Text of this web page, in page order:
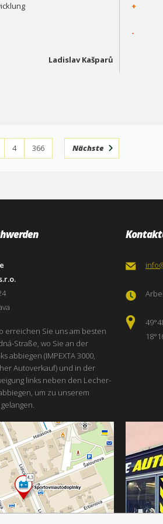
Ladislav Kašparů
+
-
4 366 Nächste
erreichen Sie uns am besten
Straße, wo Sie an der
abbiegen (IMPEXTA 3000,
Autoverkauf) und in der
links neben den Lecher-
um zu unserem